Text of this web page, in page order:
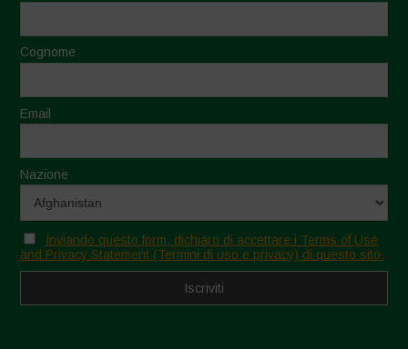
Cognome
Email
Nazione
Inviando questo form, dichiaro di accettare i Terms of Use
and Privacy Statement (Termini di uso e privacy) di questo sito.